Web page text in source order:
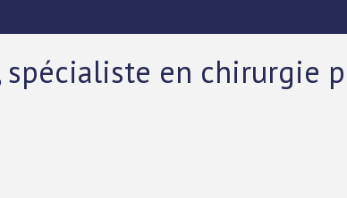
spécialiste en chirurgie